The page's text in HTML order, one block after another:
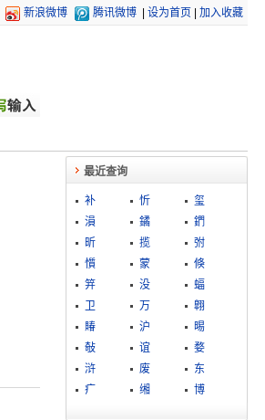
新浪微博 腾讯微博 设为首页 加入收藏
最近查询
补 忻
玺
溳
鐍
鍆
昕
揽
弣
懫
蒙
倏
笄
没
蝠
卫
万
翺
賰
沪
晹
敧
谊
婺
浒
废
东
疒
缃 博